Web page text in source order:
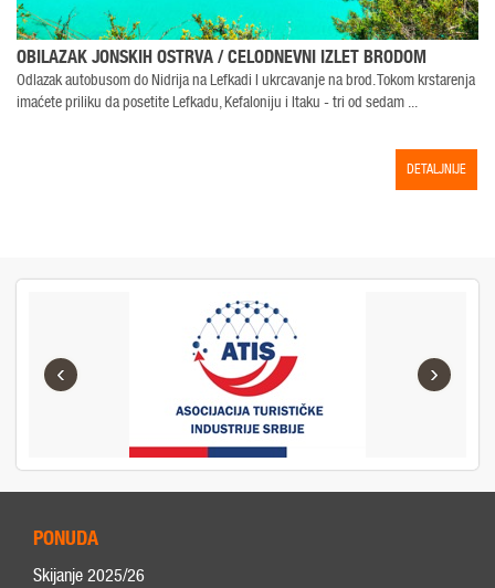
OBILAZAK JONSKIH OSTRVA / CELODNEVNI IZLET BRODOM
Odlazak autobusom do Nidrija na Lefkadi I ukrcavanje na brod. Tokom krstarenja
imaćete priliku da posetite Lefkadu, Kefaloniju i Itaku - tri od sedam ...
DETALJNIJE
‹ ›
PONUDA
Skijanje 2025/26